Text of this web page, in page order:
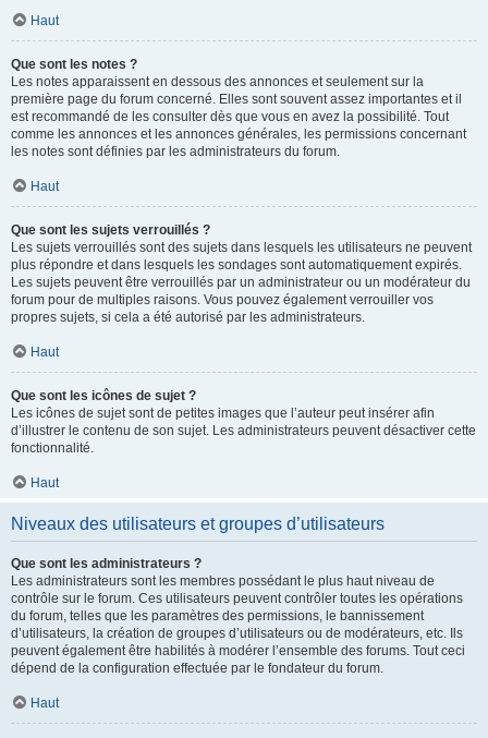
Haut
Que sont les notes ?
Les notes apparaissent en dessous des annonces et seulement sur la
première page du forum concerné. Elles sont souvent assez importantes et il
est recommandé de les consulter dès que vous en avez la possibilité. Tout
comme les annonces et les annonces générales, les permissions concernant
les notes sont définies par les administrateurs du forum.
Haut
Que sont les sujets verrouillés ?
Les sujets verrouillés sont des sujets dans lesquels les utilisateurs ne peuvent
plus répondre et dans lesquels les sondages sont automatiquement expirés.
Les sujets peuvent être verrouillés par un administrateur ou un modérateur du
forum pour de multiples raisons. Vous pouvez également verrouiller vos
propres sujets, si cela a été autorisé par les administrateurs.
Haut
Que sont les icônes de sujet ?
Les icônes de sujet sont de petites images que l’auteur peut insérer afin
d’illustrer le contenu de son sujet. Les administrateurs peuvent désactiver cette
fonctionnalité.
Haut
Niveaux des utilisateurs et groupes d’utilisateurs
Que sont les administrateurs ?
Les administrateurs sont les membres possédant le plus haut niveau de
contrôle sur le forum. Ces utilisateurs peuvent contrôler toutes les opérations
du forum, telles que les paramètres des permissions, le bannissement
d’utilisateurs, la création de groupes d’utilisateurs ou de modérateurs, etc. Ils
peuvent également être habilités à modérer l’ensemble des forums. Tout ceci
dépend de la configuration effectuée par le fondateur du forum.
Haut